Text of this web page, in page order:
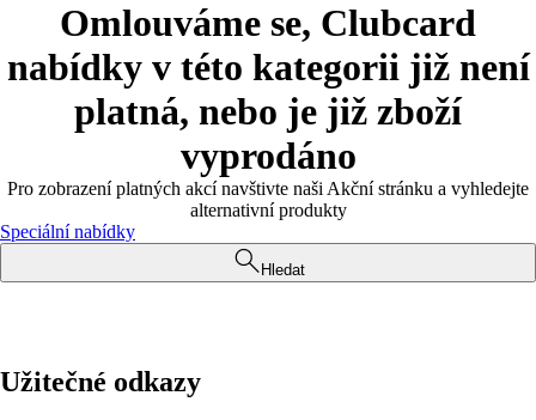
Omlouváme se, Clubcard
nabídky v této kategorii již není
platná, nebo je již zboží
vyprodáno
Pro zobrazení platných akcí navštivte naši Akční stránku a vyhledejte
alternativní produkty
Speciální nabídky
Hledat
Užitečné odkazy